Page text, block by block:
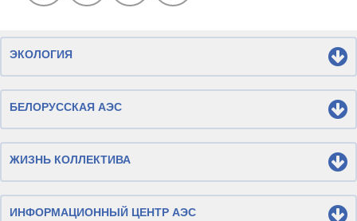
ЭКОЛОГИЯ
БЕЛОРУССКАЯ АЭС
ЖИЗНЬ КОЛЛЕКТИВА
ИНФОРМАЦИОННЫЙ ЦЕНТР АЭС